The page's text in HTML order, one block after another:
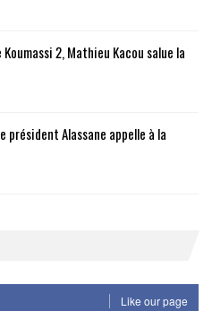
2, Mathieu Kacou salue la
président Alassane appelle à la
Like our page